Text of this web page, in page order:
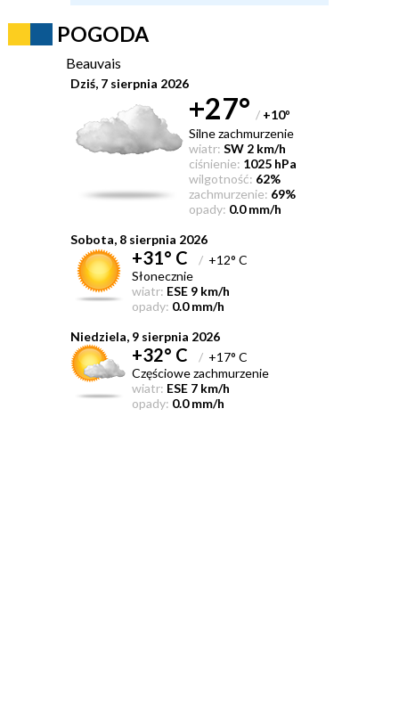
POGODA
Beauvais
Dziś, 7 sierpnia 2026
+27° / +10°
Silne zachmurzenie
wiatr: SW 2 km/h
ciśnienie: 1025 hPa
wilgotność: 62%
zachmurzenie: 69%
opady: 0.0 mm/h
Sobota, 8 sierpnia 2026
+31° C /+12° C
Słonecznie
wiatr: ESE 9 km/h
opady: 0.0 mm/h
Niedziela, 9 sierpnia 2026
+32° C /+17° C
Częściowe zachmurzenie
wiatr: ESE 7 km/h
opady: 0.0 mm/h